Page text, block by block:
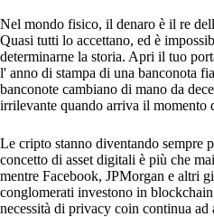
Nel mondo fisico, il denaro è il re
Quasi tutti lo accettano, ed è
determinarne la storia. Apri il tuo
l' anno di stampa di una banconota
banconote cambiano di mano da
irrilevante quando arriva il momento
Le cripto stanno diventando sempre
concetto di asset digitali è più che
mentre Facebook, JPMorgan e altri
conglomerati investono in
necessità di privacy coin continua ad